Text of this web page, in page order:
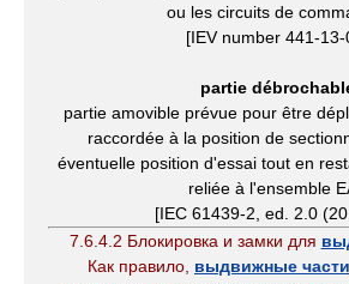
ou les circuits de
[IEV number 441-13-
partie
partie amovible prévue pour être
raccordée à la position de
éventuelle position d'essai tout en
reliée à l'ensemble
[IEC 61439-2, ed. 2.0
7.6.4.2 Блокировка и замки для
Как правило, выдвижные части